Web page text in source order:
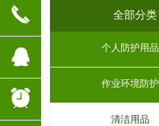
全部分类
个人防护用品
作业环境防护
清洁用品
끅
뀩
뀥